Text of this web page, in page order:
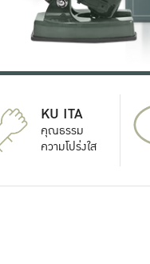
KU ITA
คุณธรรม
ความโปร่งใส